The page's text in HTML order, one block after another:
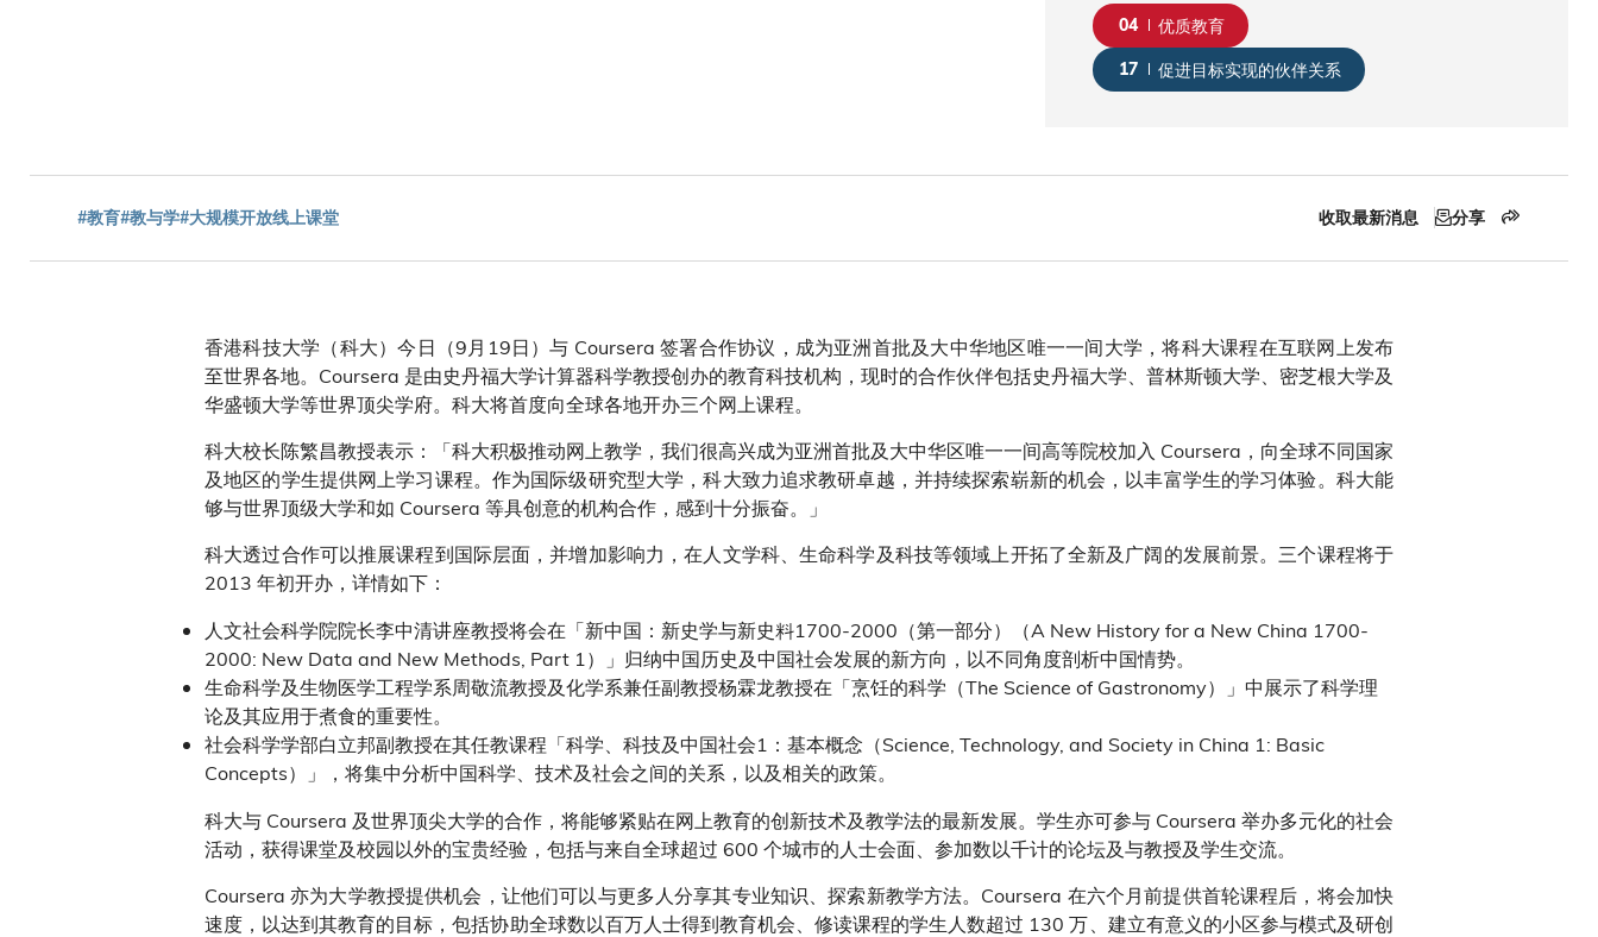
04 优质教育
17 促进目标实现的伙伴关系
#教育#教与学#大规模开放线上课堂 收取最新消息 分享
香港科技大学（科大）今日（9月19日）与 Coursera 签署合作协议，成为亚洲首批及大中华地区唯一一间大学，将科大课程在互联网上发布
至世界各地。Coursera 是由史丹福大学计算器科学教授创办的教育科技机构，现时的合作伙伴包括史丹福大学、普林斯顿大学、密芝根大学及
华盛顿大学等世界顶尖学府。科大将首度向全球各地开办三个网上课程。
科大校长陈繁昌教授表示：「科大积极推动网上教学，我们很高兴成为亚洲首批及大中华区唯一一间高等院校加入 Coursera，向全球不同国家
及地区的学生提供网上学习课程。作为国际级研究型大学，科大致力追求教研卓越，并持续探索崭新的机会，以丰富学生的学习体验。科大能
够与世界顶级大学和如 Coursera 等具创意的机构合作，感到十分振奋。」
科大透过合作可以推展课程到国际层面，并增加影响力，在人文学科、生命科学及科技等领域上开拓了全新及广阔的发展前景。三个课程将于
2013 年初开办，详情如下：
人文社会科学院院长李中清讲座教授将会在「新中国：新史学与新史料1700-2000（第一部分）（A New History for a New China 1700-
2000: New Data and New Methods, Part 1）」归纳中国历史及中国社会发展的新方向，以不同角度剖析中国情势。
生命科学及生物医学工程学系周敬流教授及化学系兼任副教授杨霖龙教授在「烹饪的科学（The Science of Gastronomy）」中展示了科学理
论及其应用于煮食的重要性。
社会科学学部白立邦副教授在其任教课程「科学、科技及中国社会1：基本概念（Science, Technology, and Society in China 1: Basic
Concepts）」，将集中分析中国科学、技术及社会之间的关系，以及相关的政策。
科大与 Coursera 及世界顶尖大学的合作，将能够紧贴在网上教育的创新技术及教学法的最新发展。学生亦可参与 Coursera 举办多元化的社会
活动，获得课堂及校园以外的宝贵经验，包括与来自全球超过 600 个城巿的人士会面、参加数以千计的论坛及与教授及学生交流。
Coursera 亦为大学教授提供机会，让他们可以与更多人分享其专业知识、探索新教学方法。Coursera 在六个月前提供首轮课程后，将会加快
速度，以达到其教育的目标，包括协助全球数以百万人士得到教育机会、修读课程的学生人数超过 130 万、建立有意义的小区参与模式及研创